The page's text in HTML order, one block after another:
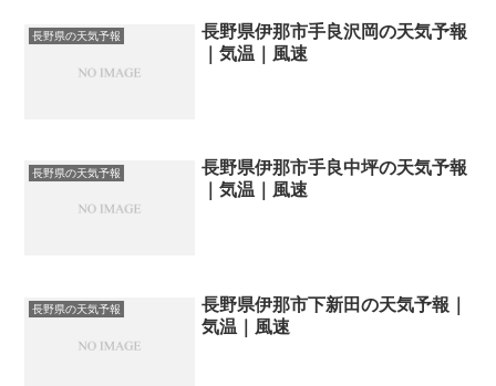
長野県の天気予報
長野県伊那市手良沢岡の天気予報
｜気温｜風速
長野県の天気予報
長野県伊那市手良中坪の天気予報
｜気温｜風速
長野県の天気予報
長野県伊那市下新田の天気予報｜
気温｜風速